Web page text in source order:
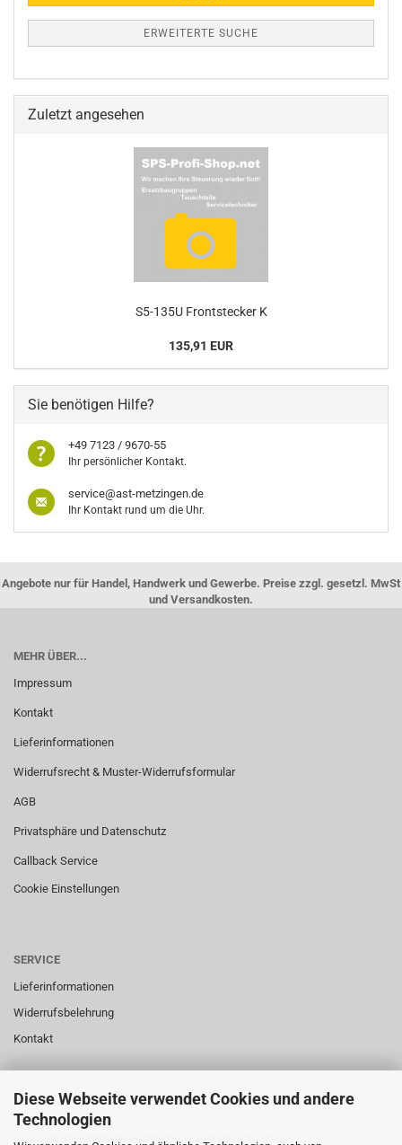
Diese Webseite verwendet Cookies und andere
Technologien
ERWEITERTE SUCHE
Zuletzt angesehen
S5-135U Frontstecker K
135,91 EUR
Sie benötigen Hilfe?
+49 7123 / 9670-55
Ihr persönlicher Kontakt.
service@ast-metzingen.de
Ihr Kontakt rund um die Uhr.
Angebote nur für Handel, Handwerk und Gewerbe. Preise zzgl. gesetzl. MwSt
und Versandkosten.
MEHR ÜBER...
Impressum
Kontakt
Lieferinformationen
Widerrufsrecht & Muster-Widerrufsformular
AGB
Privatsphäre und Datenschutz
Callback Service
Cookie Einstellungen
SERVICE
Lieferinformationen
Widerrufsbelehrung
Kontakt
SERVICE